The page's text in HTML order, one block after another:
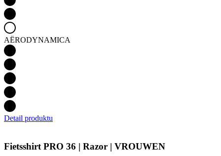
AËRODYNAMICA
Detail produktu
Fietsshirt PRO 36 | Razor | VROUWEN